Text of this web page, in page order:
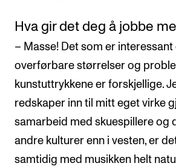
Hva gir det deg å jobbe
– Masse! Det som er
overførbare størrelser og
kunstuttrykkene er forskjellige.
redskaper inn til mitt eget virke
samarbeid med skuespillere og
andre kulturer enn i vesten, er
samtidig med musikken helt